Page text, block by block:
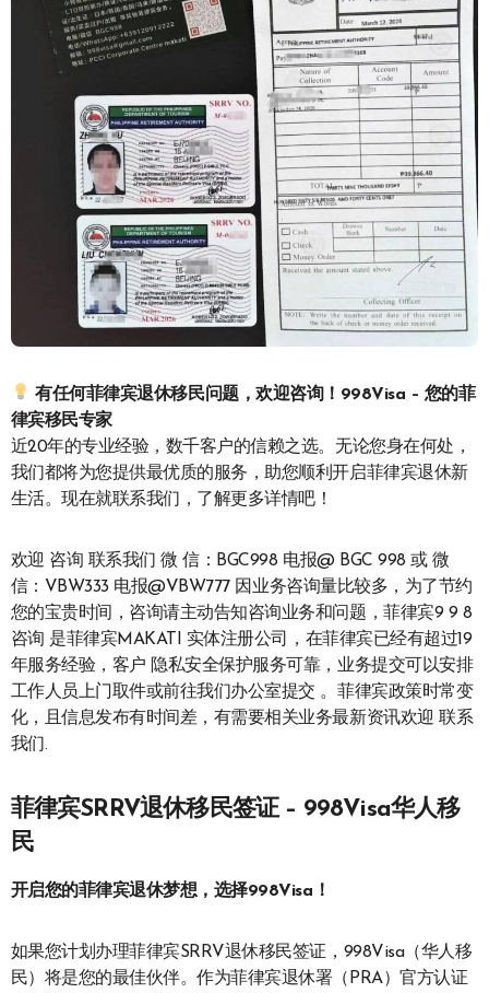
有任何菲律宾退休移民问题，欢迎咨询！ 998Visa – 您的菲
律宾移民专家
近20年的专业经验，数千客户的信赖之选。无论您身在何处，
我们都将为您提供最优质的服务，助您顺利开启菲律宾退休新
生活。现在就联系我们，了解更多详情吧！
欢迎 咨询 联系我们 微 信：BGC998 电报@ BGC 998 或 微
信：VBW333 电报@VBW777 因业务咨询量比较多，为了节约
您的宝贵时间，咨询请主动告知咨询业务和问题，菲律宾9 9 8
咨询 是菲律宾MAKATI 实体注册公司，在菲律宾已经有超过19
年服务经验，客户 隐私安全保护服务可靠，业务提交可以安排
工作人员上门取件或前往我们办公室提交 。菲律宾政策时常变
化，且信息发布有时间差，有需要相关业务最新资讯欢迎 联系
我们.
菲律宾SRRV退休移民签证 – 998Visa华人移
民
开启您的菲律宾退休梦想，选择998Visa！
如果您计划办理菲律宾SRRV退休移民签证，998Visa（华人移
民）将是您的最佳伙伴。作为菲律宾退休署（PRA）官方认证